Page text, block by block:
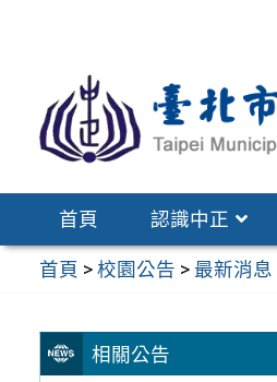
區
首頁 認識中正
首頁 >校園公告 > 最新消息
相關公告